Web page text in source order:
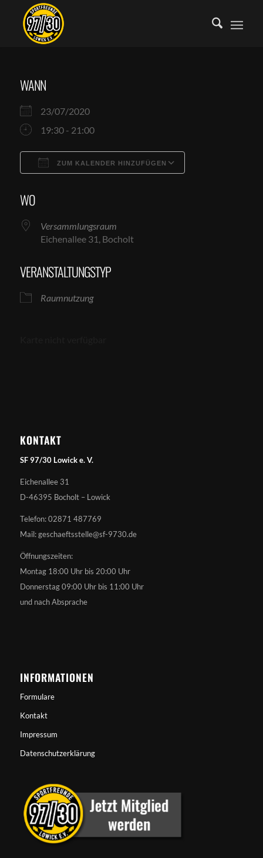
WANN
23/07/2020
19:30 - 21:00
ZUM KALENDER HINZUFÜGEN
WO
Versammlungsraum
Eichenallee 31, Bocholt
VERANSTALTUNGSTYP
Raumnutzung
KONTAKT
SF 97/30 Lowick e. V.
Eichenallee 31
D-46395 Bocholt – Lowick
Telefon: 02871 487769
Mail: geschaeftsstelle@sf-9730.de
Öffnungszeiten:
Montag 18:00 Uhr bis 20:00 Uhr
Donnerstag 09:00 Uhr bis 11:00 Uhr
und nach Absprache
INFORMATIONEN
Formulare
Kontakt
Impressum
Datenschutzerklärung